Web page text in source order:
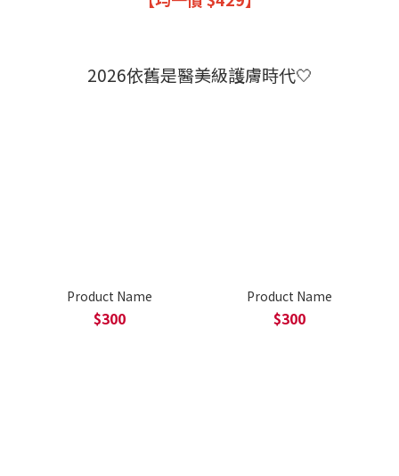
2026依舊是醫美級護膚時代🤍
Product Name
$300
Product Name
$300